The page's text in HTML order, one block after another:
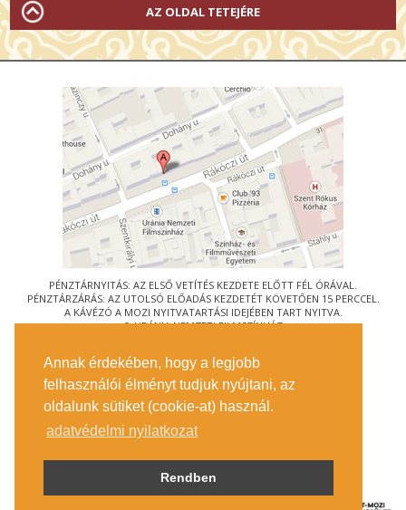
Annak érdekében, hogy a legjobb
felhasználói élményt tudjuk nyújtani, az
oldalunk sütiket (cookie-at) használ.
adatvédelmi nyilatkozat
Rendben
AZ OLDAL TETEJÉRE
PÉNZTÁRNYITÁS: AZ ELSŐ VETÍTÉS KEZDETE ELŐTT FÉL ÓRÁVAL.
PÉNZTÁRZÁRÁS: AZ UTOLSÓ ELŐADÁS KEZDETÉT KÖVETŐEN 15 PERCCEL.
A KÁVÉZÓ A MOZI NYITVATARTÁSI IDEJÉBEN TART NYITVA.
© URÁNIA NEMZETI FILMSZÍNHÁZ
1088 BUDAPEST, RÁKÓCZI ÚT 21.
MEGKÖZELÍTÉS
JEGYINFORMÁCIÓ
ÍRJON NEKÜNK!
KÖZÉRDEKŰ ADATOK